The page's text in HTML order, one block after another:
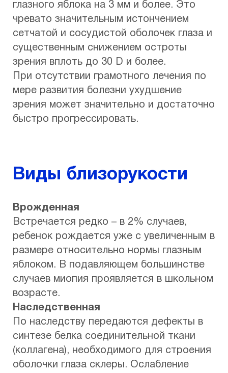
глазного яблока на 3 мм и более. Это
чревато значительным истончением
сетчатой и сосудистой оболочек глаза и
существенным снижением остроты
зрения вплоть до 30 D и более.
При отсутствии грамотного лечения по
мере развития болезни ухудшение
зрения может значительно и достаточно
быстро прогрессировать.
Виды близорукости
Врожденная
Встречается редко – в 2% случаев,
ребенок рождается уже с увеличенным в
размере относительно нормы глазным
яблоком. В подавляющем большинстве
случаев миопия проявляется в школьном
возрасте.
Наследственная
По наследству передаются дефекты в
синтезе белка соединительной ткани
(коллагена), необходимого для строения
оболочки глаза склеры. Ослабление